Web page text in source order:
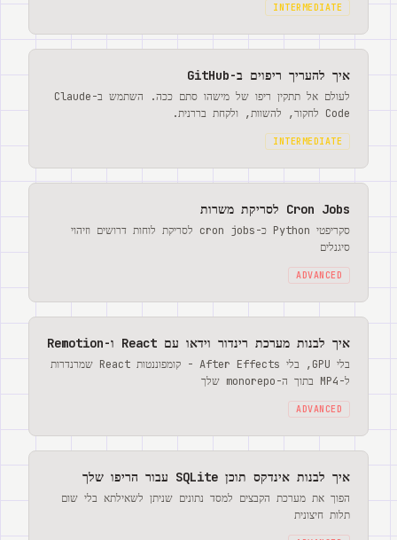
INTERMEDIATE
איך להעריך ריפוים ב-GitHub
לעולם אל תתקין ריפו של מישהו סתם ככה. השתמש ב-Claude
Code לחקור, להשוות, ולקחת בררנית.
INTERMEDIATE
Cron Jobs לסריקת משרות
סקריפטי Python כ-cron jobs לסריקת לוחות דרושים וזיהוי
סיגנלים
ADVANCED
איך לבנות מערכת רינדור וידאו עם React ו-Remotion
בלי GPU, בלי After Effects - קומפוננטות React שמרנדרות
ל-MP4 בתוך ה-monorepo שלך
ADVANCED
איך לבנות אינדקס תוכן SQLite עבור הריפו שלך
הפוך את מערכת הקבצים למסד נתונים שניתן לשאילתא בלי שום
תלות חיצונית